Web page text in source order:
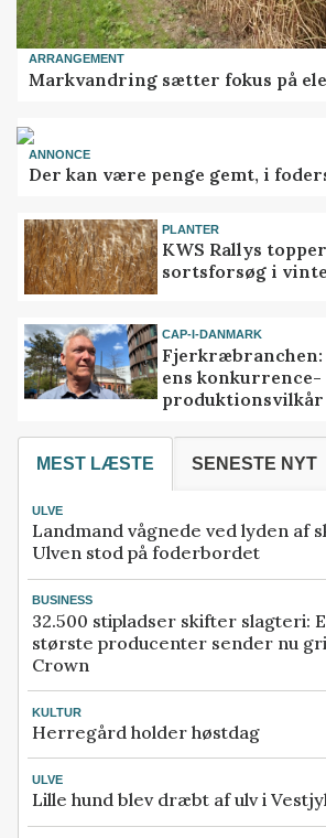
ARRANGEMENT
Markvandring sætter fokus på
ANNONCE
Der kan være penge gemt, i
PLANTER
KWS Rallys
sortsforsøg i
CAP-I-DANMARK
ens konkurrence-
produktionsvilkår
MEST LÆSTE SENESTE NYT
ULVE
Landmand vågnede ved lyden af
Ulven stod på foderbordet
BUSINESS
32.500 stipladser skifter slagteri:
største producenter sender nu
Crown
KULTUR
Herregård holder høstdag
ULVE
Lille hund blev dræbt af ulv i